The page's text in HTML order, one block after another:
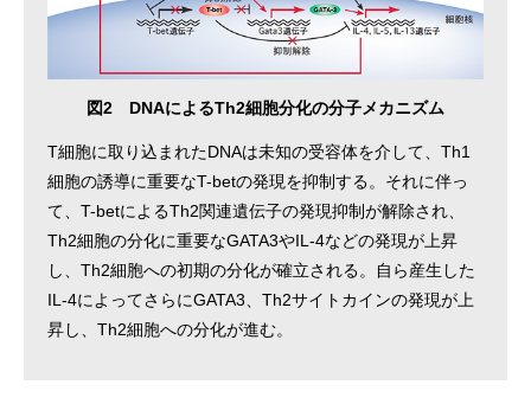
図2 DNAによるTh2細胞分化の分子メカニズム
T細胞に取り込まれたDNAは未知の受容体を介して、Th1
細胞の誘導に重要なT-betの発現を抑制する。それに伴っ
て、T-betによるTh2関連遺伝子の発現抑制が解除され、
Th2細胞の分化に重要なGATA3やIL-4などの発現が上昇
し、Th2細胞への初期の分化が確立される。自ら産生した
IL-4によってさらにGATA3、Th2サイトカインの発現が上
昇し、Th2細胞への分化が進む。